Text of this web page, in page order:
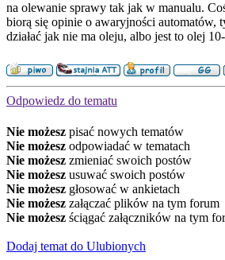
na olewanie sprawy tak jak w manualu.
biorą się opinie o awaryjności automatów,
działać jak nie ma oleju, albo jest to olej
Odpowiedz do tematu
Nie możesz pisać nowych tematów
Nie możesz odpowiadać w tematach
Nie możesz zmieniać swoich postów
Nie możesz usuwać swoich postów
Nie możesz głosować w ankietach
Nie możesz załączać plików na tym forum
Nie możesz ściągać załączników na tym
Dodaj temat do Ulubionych